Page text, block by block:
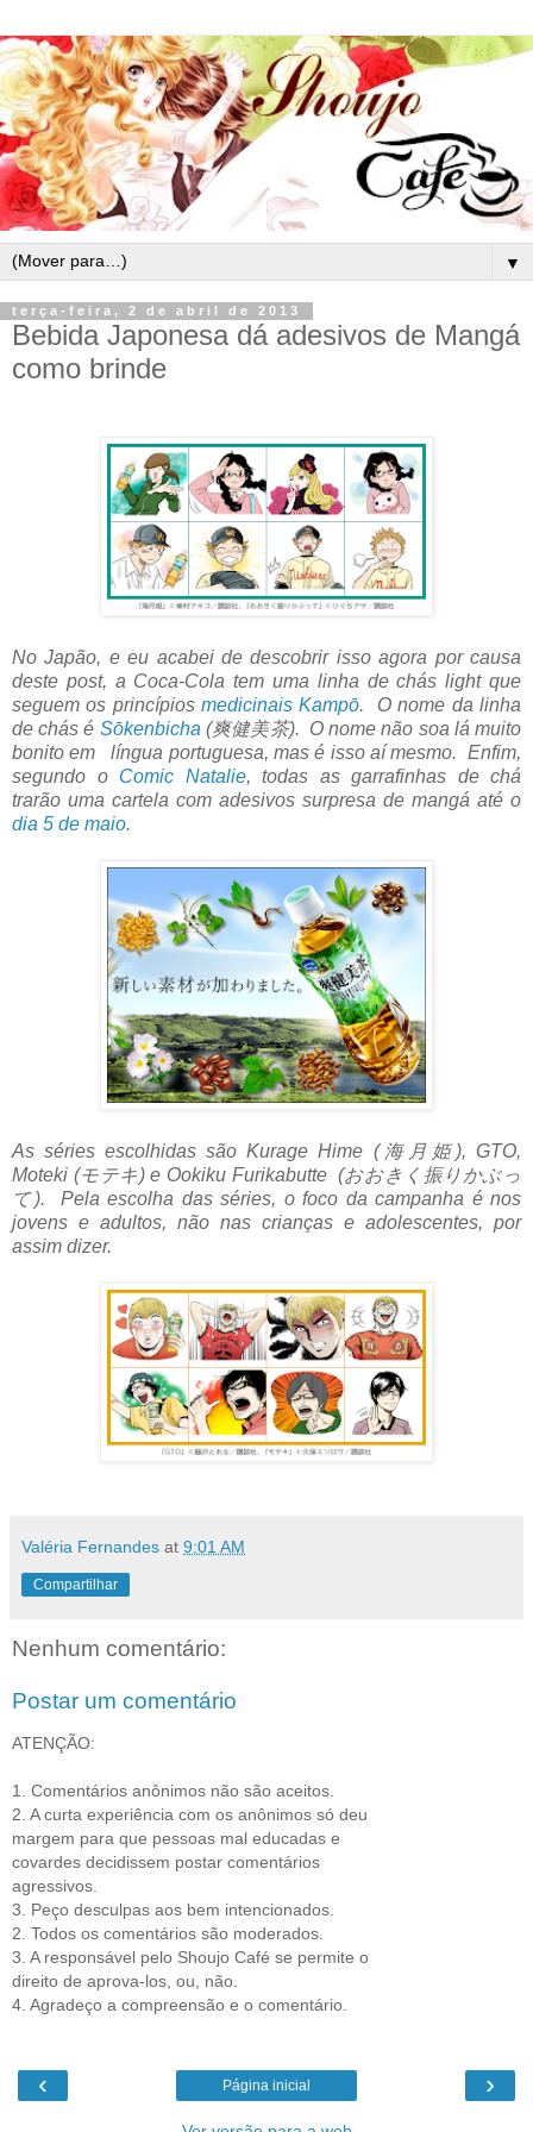
▼
terça-feira, 2 de abril de 2013
Bebida Japonesa dá adesivos de Mangá
como brinde
No Japão, e eu acabei de descobrir isso agora por causa
deste post, a Coca-Cola tem uma linha de chás light que
seguem os princípios medicinais Kampō. O nome da linha
de chás é Sōkenbicha (爽健美茶). O nome não soa lá muito
bonito em língua portuguesa, mas é isso aí mesmo. Enfim,
segundo o Comic Natalie, todas as garrafinhas de chá
trarão uma cartela com adesivos surpresa de mangá até o
dia 5 de maio.
As séries escolhidas são Kurage Hime (海月姫), GTO,
Moteki (モテキ) e Ookiku Furikabutte (おおきく振りかぶっ
て). Pela escolha das séries, o foco da campanha é nos
jovens e adultos, não nas crianças e adolescentes, por
assim dizer.
Valéria Fernandes at 9:01 AM
Compartilhar
Nenhum comentário:
Postar um comentário
ATENÇÃO:
1. Comentários anônimos não são aceitos.
2. A curta experiência com os anônimos só deu
margem para que pessoas mal educadas e
covardes decidissem postar comentários
agressivos.
3. Peço desculpas aos bem intencionados.
2. Todos os comentários são moderados.
3. A responsável pelo Shoujo Café se permite o
direito de aprova-los, ou, não.
4. Agradeço a compreensão e o comentário.
‹ ›
Página inicial